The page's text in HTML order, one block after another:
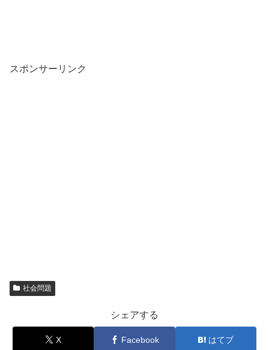
スポンサーリンク
社会問題
シェアする
X Facebook はてブ